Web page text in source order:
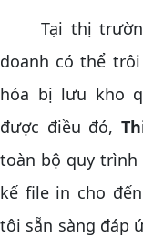
Tại thị trường
doanh có thể
hóa bị lưu kho
được điều đó,
toàn bộ quy
kế file in cho
tôi sẵn sàng đáp